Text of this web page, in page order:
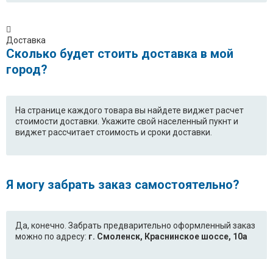
Доставка
Сколько будет стоить доставка в мой
город?
На странице каждого товара вы найдете виджет расчет
стоимости доставки. Укажите свой населенный пукнт и
виджет рассчитает стоимость и сроки доставки.
Я могу забрать заказ самостоятельно?
Да, конечно. Забрать предварительно оформленный заказ
можно по адресу: г. Смоленск, Краснинское шоссе, 10а